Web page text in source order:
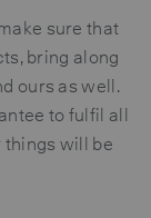
sure that
bring along
ours as well.
to fulfil all
will be